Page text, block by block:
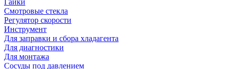
Гайки
Смотровые стекла
Регулятор скорости
Инструмент
Для заправки и сбора хладагента
Для диагностики
Для монтажа
Сосуды под давлением